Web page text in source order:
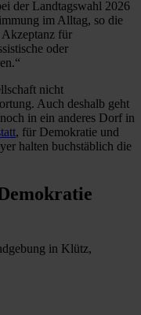
der Landtagswahl 2026
im Alltag, so die
Akzeptanz für
oder
nicht
Auch deshalb geht
in ein anderes Dorf in
, für Demokratie und
halten buchstäblich die
in Klütz,